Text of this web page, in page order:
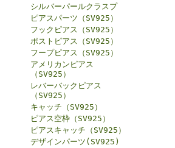
シルバーパールクラスプ
ピアスパーツ（SV925）
フックピアス（SV925）
ポストピアス（SV925）
フープピアス（SV925）
アメリカンピアス
（SV925）
レバーバックピアス
（SV925）
キャッチ（SV925）
ピアス空枠（SV925）
ピアスキャッチ（SV925）
デザインパーツ(SV925)